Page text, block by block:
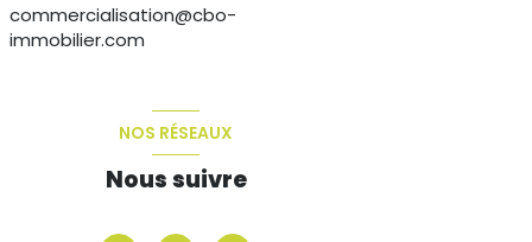
commercialisation@cbo-
immobilier.com
NOS RÉSEAUX
Nous suivre